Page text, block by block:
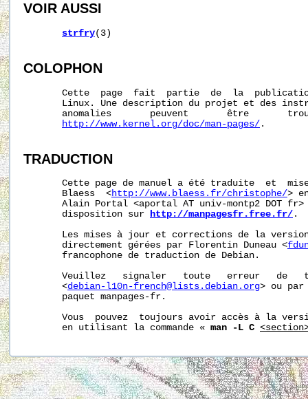
VOIR AUSSI
strfry(3)
COLOPHON
Cette  page  fait  partie  de  la
Linux. Une description du projet et des
anomalies       peuvent       être
http://www.kernel.org/doc/man-pages/ .
TRADUCTION
Cette page de manuel a été traduite  et
       Blaess  <
http://www.blaess.fr/christophe/>
Alain Portal <aportal AT univ-montp2 DOT
       disposition sur
http://manpagesfr.free.fr/ .
Les mises à jour et corrections de la
       directement gérées par Florentin Duneau <
       francophone de traduction de Debian.
Veuillez   signaler   toute   erreur   de
       <
debian-l10n-french@lists.debian.org> ou par
       paquet manpages-fr.
Vous  pouvez  toujours avoir accès à la
       en utilisant la commande «
man -L C